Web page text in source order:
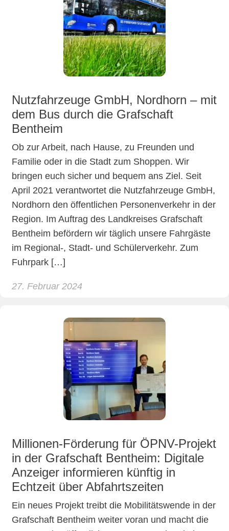
Nutzfahrzeuge GmbH, Nordhorn – mit
dem Bus durch die Grafschaft
Bentheim
Ob zur Arbeit, nach Hause, zu Freunden und
Familie oder in die Stadt zum Shoppen. Wir
bringen euch sicher und bequem ans Ziel. Seit
April 2021 verantwortet die Nutzfahrzeuge GmbH,
Nordhorn den öffentlichen Personenverkehr in der
Region. Im Auftrag des Landkreises Grafschaft
Bentheim befördern wir täglich unsere Fahrgäste
im Regional-, Stadt- und Schülerverkehr. Zum
Fuhrpark […]
27. Februar 2024
Millionen-Förderung für ÖPNV-Projekt
in der Grafschaft Bentheim: Digitale
Anzeiger informieren künftig in
Echtzeit über Abfahrtszeiten
Ein neues Projekt treibt die Mobilitätswende in der
Grafschaft Bentheim weiter voran und macht die